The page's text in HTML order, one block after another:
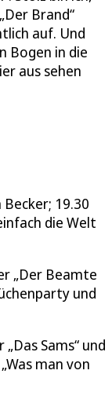
Brand“
auf. Und
Bogen in die
aus sehen
Becker; 19.30
die Welt
„Der Beamte
und
„Das Sams“ und
man von